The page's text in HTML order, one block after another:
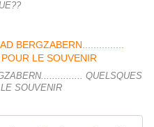
QUELSQUES
SOUVENIR